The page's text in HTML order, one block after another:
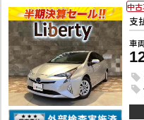
支
車
中